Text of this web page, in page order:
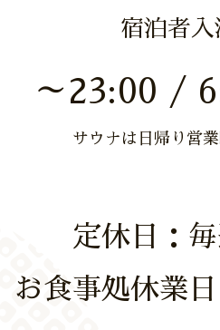
宿泊者入
～23:00 /
サウナは日帰り営
定休日：
お食事処休業